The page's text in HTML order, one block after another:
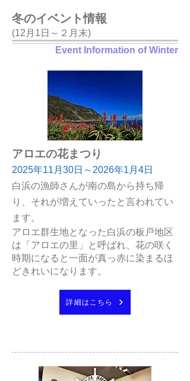
冬のイベント情報
(12月1日～２月末)
Event Information of Winter
アロエの花まつり
2025年11 月30日～2026年1月4日
白浜の漁師さんが南の島から持ち帰
り、それが増えていったと言われてい
ます。
アロエ群生地となった白浜の板戸地区
は「アロエの里」と呼ばれ、花の咲く
時期になると一面が真っ赤に染まるほ
どきれいになります。
詳細はこちら